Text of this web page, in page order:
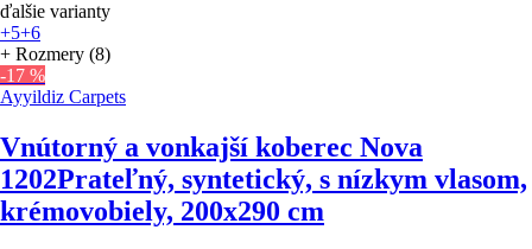
ďalšie varianty
+5+6
+ Rozmery (8)
-17 %
Ayyildiz Carpets
Vnútorný a vonkajší koberec Nova
1202Prateľný, syntetický, s nízkym vlasom,
krémovobiely, 200x290 cm